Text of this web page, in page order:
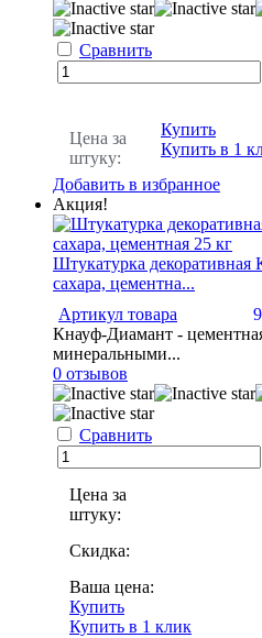
Сравнить
Цена за
штуку:
Купить
Купить в 1
Добавить в избранное
Акция!
Штукатурка декоративная
сахара, цементна...
Артикул товара
Кнауф-Диамант -
минеральными...
0 отзывов
Сравнить
Цена за
штуку:
Скидка:
Ваша цена:
Купить
Купить в 1 клик